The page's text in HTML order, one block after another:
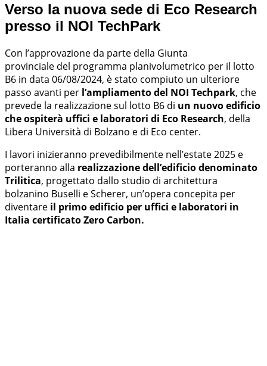
Verso la nuova sede di Eco Research
presso il NOI TechPark
Con l’approvazione da parte della Giunta
provinciale del programma planivolumetrico per il lotto
B6 in data 06/08/2024, è stato compiuto un ulteriore
passo avanti per l’ampliamento del NOI Techpark, che
prevede la realizzazione sul lotto B6 di un nuovo edificio
che ospiterà uffici e laboratori di Eco Research, della
Libera Università di Bolzano e di Eco center.
I lavori inizieranno prevedibilmente nell’estate 2025 e
porteranno alla realizzazione dell’edificio denominato
Trilitica, progettato dallo studio di architettura
bolzanino Buselli e Scherer, un’opera concepita per
diventare il primo edificio per uffici e laboratori in
Italia certificato Zero Carbon.